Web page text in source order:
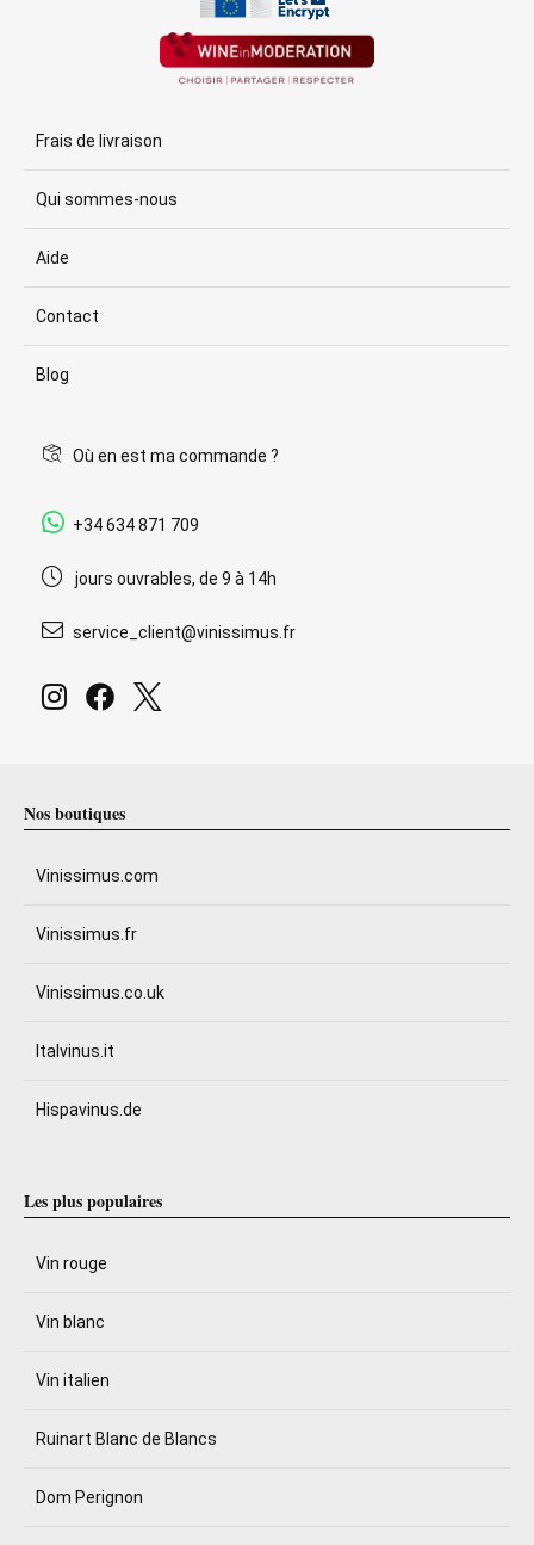
Frais de livraison
Qui sommes-nous
Aide
Contact
Blog
Où en est ma commande ?
+34 634 871 709
jours ouvrables, de 9 à 14h
service_client@vinissimus.fr
Nos boutiques
Vinissimus.com
Vinissimus.fr
Vinissimus.co.uk
Italvinus.it
Hispavinus.de
Les plus populaires
Vin rouge
Vin blanc
Vin italien
Ruinart Blanc de Blancs
Dom Perignon